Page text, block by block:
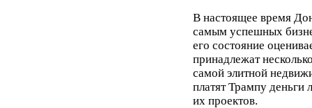
В настоящее время
самым успешных
его состояние
принадлежат
самой элитной
платят Трампу
их проектов.